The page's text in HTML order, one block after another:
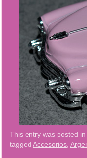
This entry was posted in
tagged Accesorios